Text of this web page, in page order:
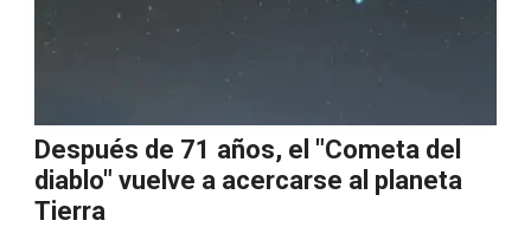
Después de 71 años, el "Cometa del
diablo" vuelve a acercarse al planeta
Tierra